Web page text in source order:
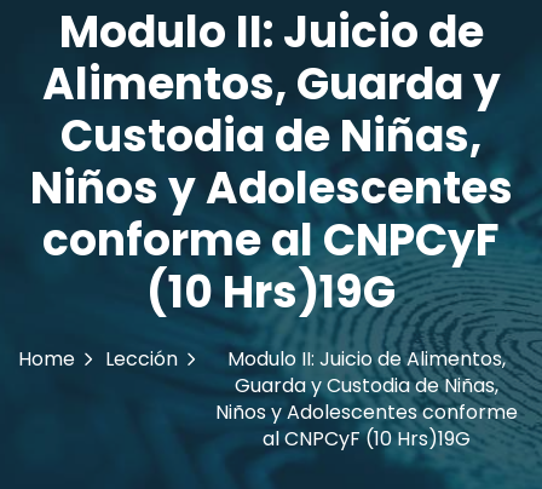
Modulo II: Juicio de
Alimentos, Guarda y
Custodia de Niñas,
Niños y Adolescentes
conforme al CNPCyF
(10 Hrs)19G
Home Lección
Modulo II: Juicio de Alimentos,
Guarda y Custodia de Niñas,
Niños y Adolescentes conforme
al CNPCyF (10 Hrs)19G